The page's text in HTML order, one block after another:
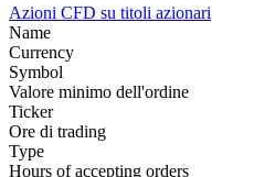
Azioni CFD su titoli azionari
Name
Currency
Symbol
Valore minimo dell'ordine
Ticker
Ore di trading
Type
Hours of accepting orders